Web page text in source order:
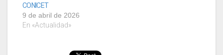
CONICET
9 de abril de 2026
En «Actualidad»